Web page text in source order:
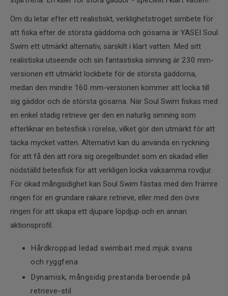
Om du letar efter ett realistiskt, verklighetstroget simbete för
att fiska efter de största gäddorna och gösarna är YASEI Soul
Swim ett utmärkt alternativ, särskilt i klart vatten. Med sitt
realistiska utseende och sin fantastiska simning är 230 mm-
versionen ett utmärkt lockbete för de största gäddorna,
medan den mindre 160 mm-versionen kommer att locka till
sig gäddor och de största gösarna. När Soul Swim fiskas med
en enkel stadig retrieve ger den en naturlig simning som
efterliknar en betesfisk i rörelse, vilket gör den utmärkt för att
täcka mycket vatten. Alternativt kan du använda en ryckning
för att få den att röra sig oregelbundet som en skadad eller
nödställd betesfisk för att verkligen locka vaksamma rovdjur.
För ökad mångsidighet kan Soul Swim fästas med den främre
ringen för en grundare rakare retrieve, eller med den övre
ringen för att skapa ett djupare löpdjup och en annan
aktionsprofil.
Hårdkroppad ledad swimbait med mjuk svans
och ryggfena
Dynamisk, mångsidig prestanda beroende på
retrieve-stil